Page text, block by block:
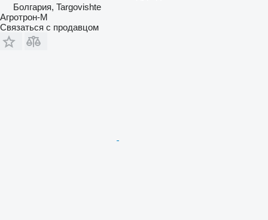
Болгария, Targovishte
Агротрон-М
Связаться с продавцом